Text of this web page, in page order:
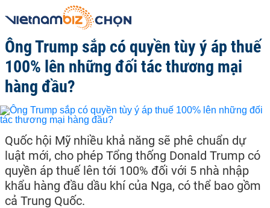
Ông Trump sắp có quyền tùy ý áp thuế
100% lên những đối tác thương mại
hàng đầu?
Quốc hội Mỹ nhiều khả năng sẽ phê chuẩn dự
luật mới, cho phép Tổng thống Donald Trump có
quyền áp thuế lên tới 100% đối với 5 nhà nhập
khẩu hàng đầu dầu khí của Nga, có thể bao gồm
cả Trung Quốc.